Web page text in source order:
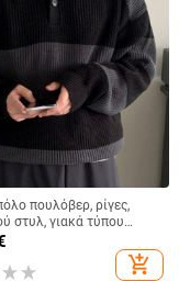
πουλόβερ, ρίγες,
στυλ, γιακά τύπου
γραμμή
add_shopping_cart